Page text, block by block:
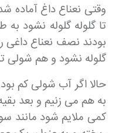
وقتی نعناع داغ آماده
تا گلوله گلوله نشود
بودند نصف نعناع داغی
گلوله نشود و هم شولی
حالا اگر آب شولی کم
به هم می زنیم و بعد
کمی ملایم شود مانند